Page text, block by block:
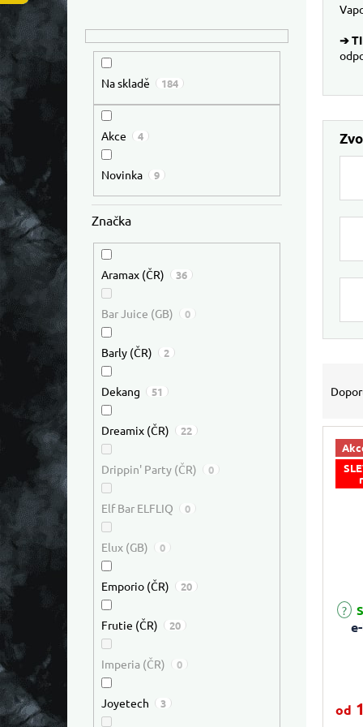
Na skladě 184
Akce 4
Novinka 9
Značka
Aramax (ČR) 36
Bar Juice (GB) 0
Barly (ČR) 2
Dekang 51
Dreamix (ČR) 22
Drippin' Party (ČR) 0
Elf Bar ELFLIQ 0
Elux (GB) 0
Emporio (ČR) 20
Frutie (ČR) 20
Imperia (ČR) 0
Joyetech 3
➔
od